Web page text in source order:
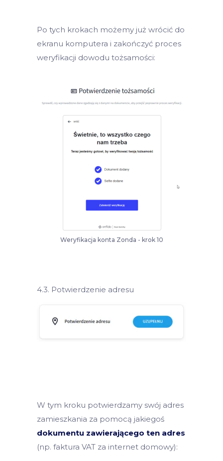
Po tych krokach możemy już wrócić do
ekranu komputera i zakończyć proces
weryfikacji dowodu tożsamości:
Weryfikacja konta Zonda - krok 10
4.3. Potwierdzenie adresu
W tym kroku potwierdzamy swój adres
zamieszkania za pomocą jakiegoś
dokumentu zawierającego ten adres
(np. faktura VAT za internet domowy):